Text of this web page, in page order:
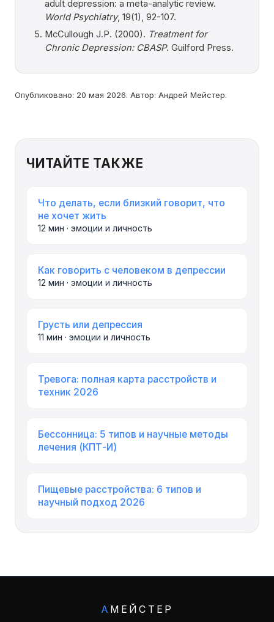
adult depression: a meta-analytic review.
World Psychiatry, 19(1), 92-107.
McCullough J.P. (2000). Treatment for
Chronic Depression: CBASP. Guilford Press.
Опубликовано: 20 мая 2026. Автор: Андрей Мейстер.
ЧИТАЙТЕ ТАКЖЕ
Что делать, если близкий говорит, что
не хочет жить
12 мин · эмоции и личность
Как говорить с человеком в депрессии
12 мин · эмоции и личность
Грусть или депрессия
11 мин · эмоции и личность
Тревога: полная карта расстройств и
техник 2026
Бессонница: 5 типов и научные методы
лечения (КПТ-И)
Пищевые расстройства: 6 типов и
научный подход 2026
А МЕЙСТЕР